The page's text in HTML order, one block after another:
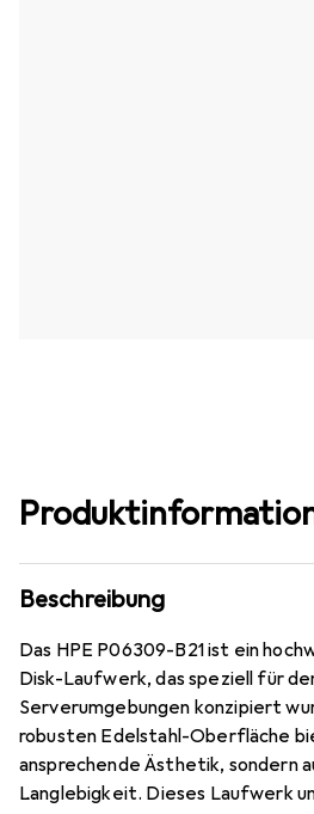
Beschreibung
Das HPE P06309-B21 ist ein
Disk-Laufwerk, das speziell für
Serverumgebungen konzipiert
robusten Edelstahl-Oberfläche
ansprechende Ästhetik, sondern
Langlebigkeit. Dieses Laufwerk